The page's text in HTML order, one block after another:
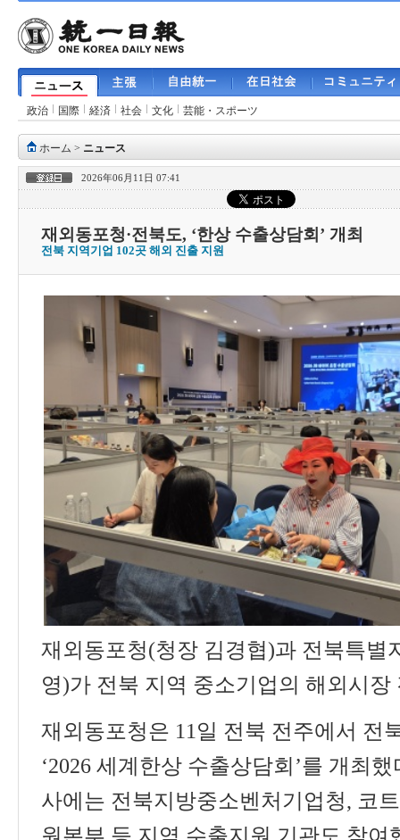
政治 国際 経済 社会 文化 芸能・スポーツ
ホーム > ニュース
2026年06月11日 07:41
재외동포청·전북도, ‘한상 수출상담회’ 개최
전북 지역기업 102곳 해외 진출 지원
재외동포청(청장 김경협)과 전북특별
영)가 전북 지역 중소기업의 해외시장
재외동포청은 11 일 전북 전주에서 전
‘2026 세계한상 수출상담회 ’를 개최했
사에는 전북지방중소벤처기업청, 코
원본부 등 지역 수출지원 기관도 참여